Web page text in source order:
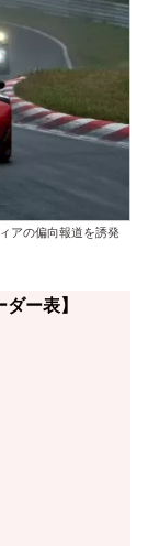
アの偏向報道を誘発
ー表】